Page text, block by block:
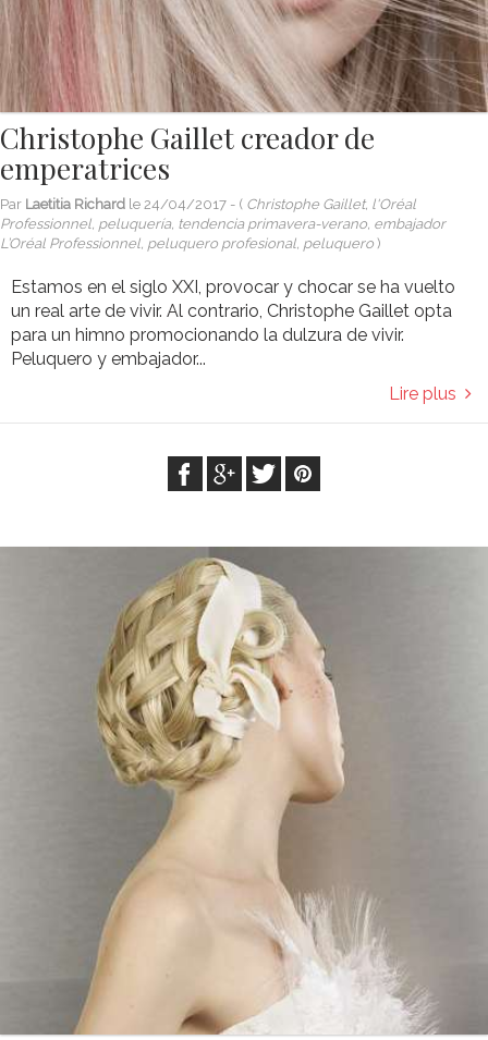
Christophe Gaillet creador de
emperatrices
Par Laetitia Richard le 24/04/2017 - ( Christophe Gaillet, l'Oréal
Professionnel, peluquería, tendencia primavera-verano, embajador
L’Oréal Professionnel, peluquero profesional, peluquero )
Estamos en el siglo XXI, provocar y chocar se ha vuelto
un real arte de vivir. Al contrario, Christophe Gaillet opta
para un himno promocionando la dulzura de vivir.
Peluquero y embajador...
Lire plus